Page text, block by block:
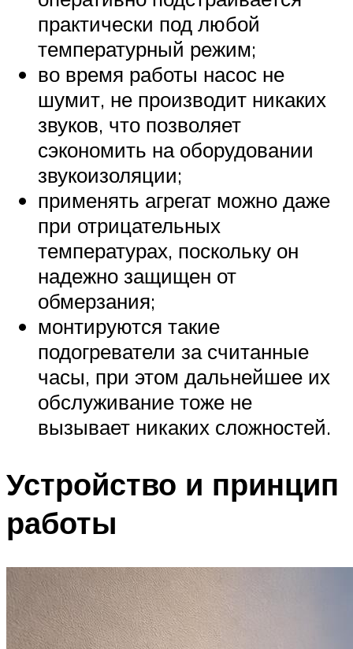
практически под любой
температурный режим;
во время работы насос не
шумит, не производит никаких
звуков, что позволяет
сэкономить на оборудовании
звукоизоляции;
применять агрегат можно даже
при отрицательных
температурах, поскольку он
надежно защищен от
обмерзания;
монтируются такие
подогреватели за считанные
часы, при этом дальнейшее их
обслуживание тоже не
вызывает никаких сложностей.
Устройство и принцип
работы